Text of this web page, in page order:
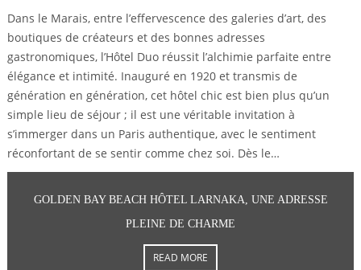
Dans le Marais, entre l’effervescence des galeries d’art, des
boutiques de créateurs et des bonnes adresses
gastronomiques, l’Hôtel Duo réussit l’alchimie parfaite entre
élégance et intimité. Inauguré en 1920 et transmis de
génération en génération, cet hôtel chic est bien plus qu’un
simple lieu de séjour ; il est une véritable invitation à
s’immerger dans un Paris authentique, avec le sentiment
réconfortant de se sentir comme chez soi. Dès le…
GOLDEN BAY BEACH HÔTEL LARNAKA, UNE ADRESSE
PLEINE DE CHARME
READ MORE